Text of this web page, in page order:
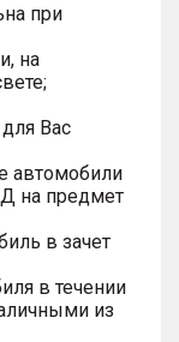
при
на
Вас
автомобили
на предмет
в зачет
в течении
из